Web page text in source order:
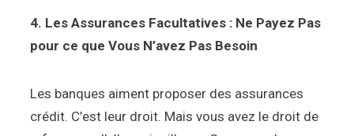
4. Les Assurances Facultatives : Ne Payez Pas
pour ce que Vous N’avez Pas Besoin
Les banques aiment proposer des assurances
crédit. C’est leur droit. Mais vous avez le droit de